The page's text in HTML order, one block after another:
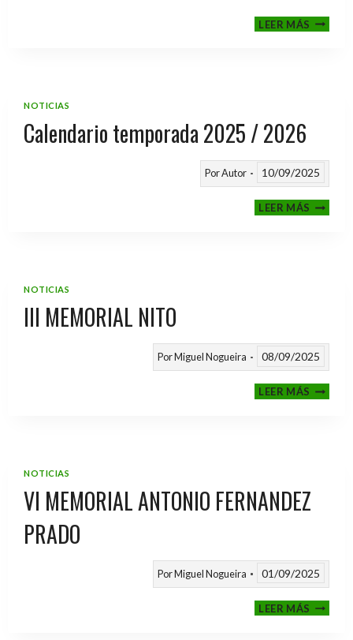
LEER MÁSFASE
NOTICIAS
Calendario temporada 2025 / 2026
PorAutor 10/09/2025
LEER MÁS
NOTICIAS
III MEMORIAL NITO
PorMiguel Nogueira 08/09/2025
LEER MÁSIII
NOTICIAS
VI MEMORIAL ANTONIO FERNANDEZ
PRADO
PorMiguel Nogueira 01/09/2025
LEER MÁSVI